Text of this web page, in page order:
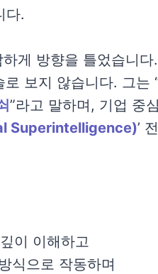
다.
게 방향을 틀었습니
보지 않습니다. 그는
”라고 말하며, 기업 중
Superintelligence)’
이 이해하고
식으로 작동하며